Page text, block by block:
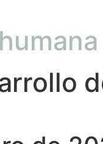
humana